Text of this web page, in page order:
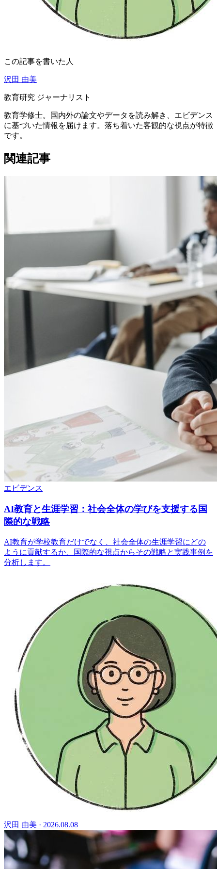
この記事を書いた人
沢田 由美
教育研究 ジャーナリスト
教育学修士。国内外の論文やデータを読み解き、エビデンス
に基づいた情報を届けます。落ち着いた客観的な視点が特徴
です。
関連記事
エビデンス
AI教育と生涯学習：社会全体の学びを支援する国
際的な戦略
AI教育が学校教育だけでなく、社会全体の生涯学習にどの
ように貢献するか、国際的な視点からその戦略と実践事例を
分析します。
沢田 由美 · 2026.08.08